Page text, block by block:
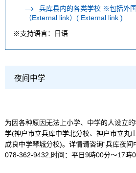
兵库县内的各类学校 ※包括外
（External link）( External link )
※支持语言：日语
夜间中学
为因各种原因无法上小学、中学的人设立
学(神户市立兵库中学北分校、神户市立丸
成良中学琴城分校)。详情请咨询“兵库夜间
078-362-9432,时间：平日9時00分～17時